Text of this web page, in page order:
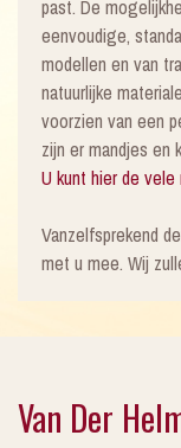
past. De
eenvoudige,
modellen en van
natuurlijke
voorzien van een
zijn er mandjes en
U kunt hier de
Vanzelfsprekend
met u mee. Wij
Van Der